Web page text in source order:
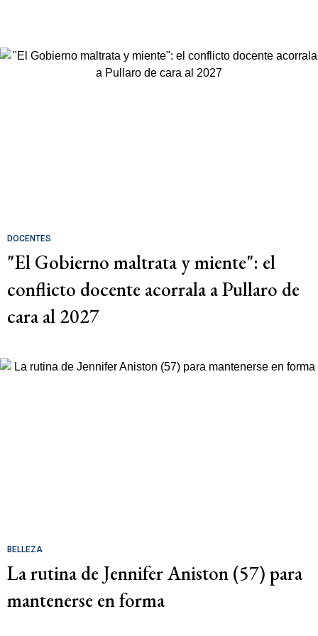
DOCENTES
"El Gobierno maltrata y miente": el
conflicto docente acorrala a Pullaro de
cara al 2027
BELLEZA
La rutina de Jennifer Aniston (57) para
mantenerse en forma